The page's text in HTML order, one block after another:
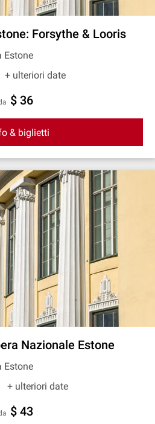
Forsythe & Looris
Estone
+ ulteriori date
$ 36
& biglietti
Nazionale Estone
Estone
+ ulteriori date
$ 43